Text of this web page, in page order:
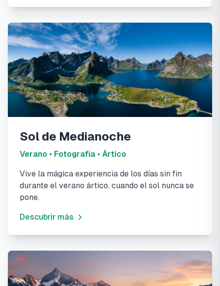
Sol de Medianoche
Verano • Fotografía • Ártico
Vive la mágica experiencia de los días sin fin
durante el verano ártico, cuando el sol nunca se
pone.
Descubrir más